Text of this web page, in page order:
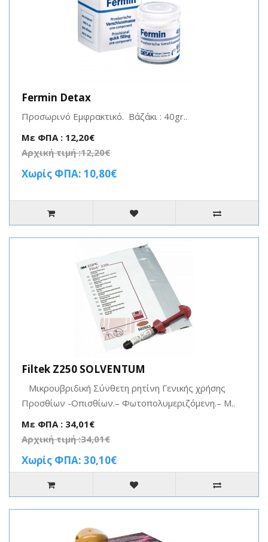
Fermin Detax
Προσωρινό Εμφρακτικό. Βάζάκι : 40gr..
Με ΦΠΑ : 12,20€
Αρχική τιμή :12,20€
Χωρίς ΦΠΑ: 10,80€
Filtek Z250 SOLVENTUM
Μικρουβριδική Σύνθετη ρητίνη Γενικής χρήσης
Προσθίων -Οπισθίων.– Φωτοπολυμεριζόμενη.– Μ..
Με ΦΠΑ : 34,01€
Αρχική τιμή :34,01€
Χωρίς ΦΠΑ: 30,10€